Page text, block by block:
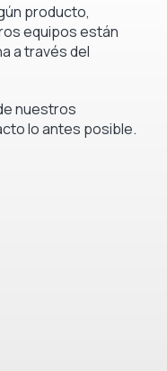
producto,
equipos están
a través del
nuestros
lo antes posible.